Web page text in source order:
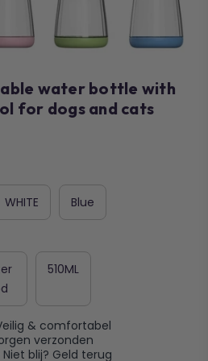
water bottle with
for dogs and cats
WHITE Blue
510ML
& comfortabel
verzonden
Niet blij? Geld terug